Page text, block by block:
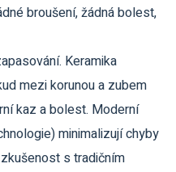
broušení, žádná bolest,
Keramika
mezi korunou a zubem
kaz a bolest. Moderní
minimalizují chyby
s tradičním